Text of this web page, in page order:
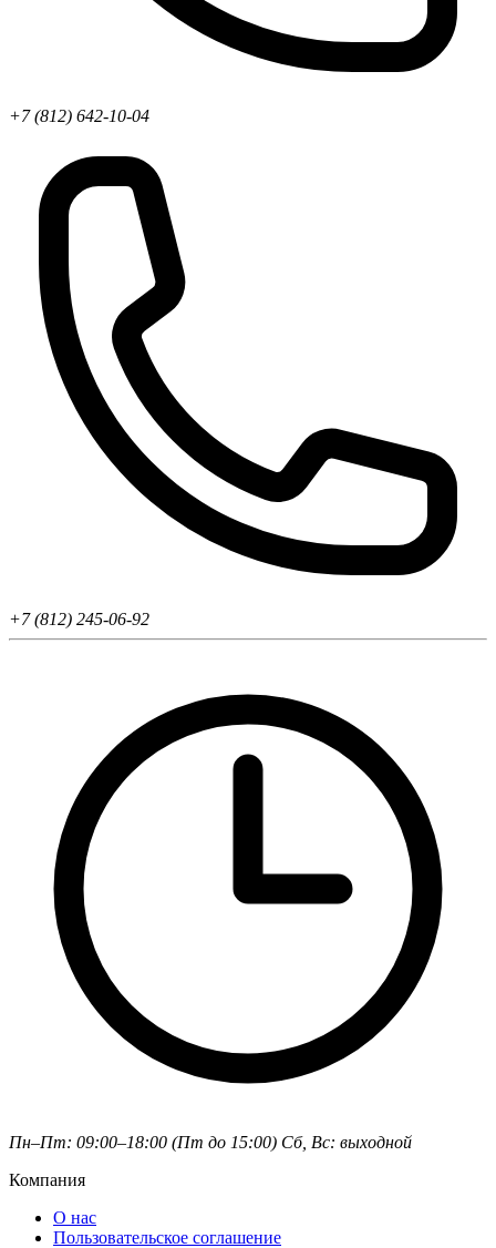
+7 (812) 642-10-04
+7 (812) 245-06-92
Пн–Пт: 09:00–18:00 (Пт до 15:00) Сб, Вс: выходной
Компания
О нас
Пользовательское соглашение